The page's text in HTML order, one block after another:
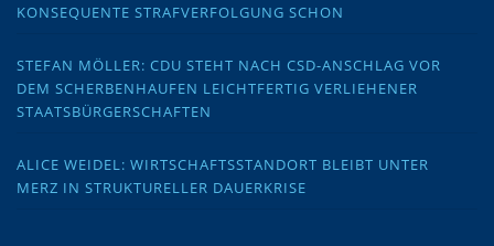
KONSEQUENTE STRAFVERFOLGUNG SCHON
STEFAN MÖLLER: CDU STEHT NACH CSD-ANSCHLAG VOR
DEM SCHERBENHAUFEN LEICHTFERTIG VERLIEHENER
STAATSBÜRGERSCHAFTEN
ALICE WEIDEL: WIRTSCHAFTSSTANDORT BLEIBT UNTER
MERZ IN STRUKTURELLER DAUERKRISE